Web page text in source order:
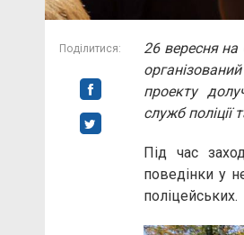
Поділитися:
26 вересня на
проекту
служб поліції
Під час
поведінки у
поліцейських.